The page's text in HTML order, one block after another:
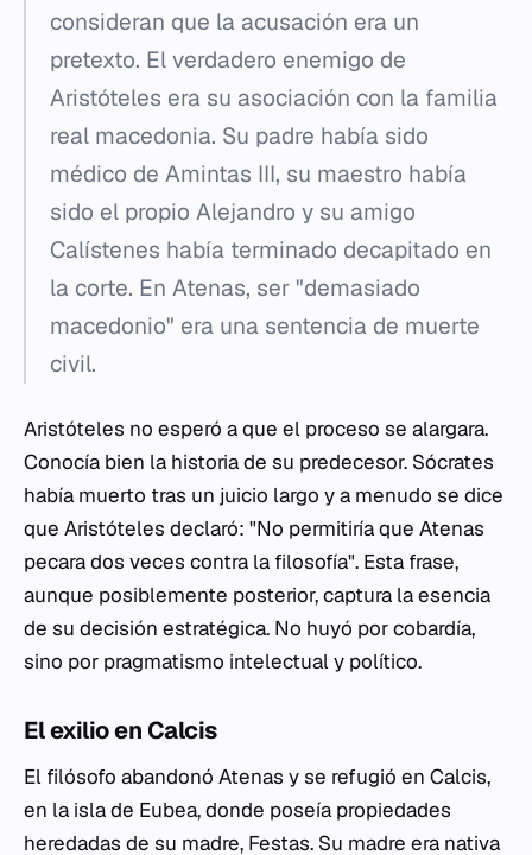
consideran que la acusación era un
pretexto. El verdadero enemigo de
Aristóteles era su asociación con la familia
real macedonia. Su padre había sido
médico de Amintas III, su maestro había
sido el propio Alejandro y su amigo
Calístenes había terminado decapitado en
la corte. En Atenas, ser "demasiado
macedonio" era una sentencia de muerte
civil.
Aristóteles no esperó a que el proceso se alargara.
Conocía bien la historia de su predecesor. Sócrates
había muerto tras un juicio largo y a menudo se dice
que Aristóteles declaró: "No permitiría que Atenas
pecara dos veces contra la filosofía". Esta frase,
aunque posiblemente posterior, captura la esencia
de su decisión estratégica. No huyó por cobardía,
sino por pragmatismo intelectual y político.
El exilio en Calcis
El filósofo abandonó Atenas y se refugió en Calcis,
en la isla de Eubea, donde poseía propiedades
heredadas de su madre, Festas. Su madre era nativa